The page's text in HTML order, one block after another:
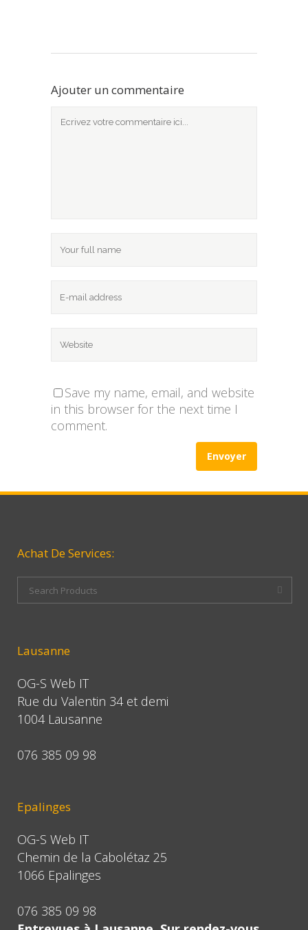
Ajouter un commentaire
Save my name, email, and website
in this browser for the next time I
comment.
Achat De Services:
Lausanne
OG-S Web IT
Rue du Valentin 34 et demi
1004 Lausanne
076 385 09 98
Epalinges
OG-S Web IT
Chemin de la Cabolétaz 25
1066 Epalinges
076 385 09 98